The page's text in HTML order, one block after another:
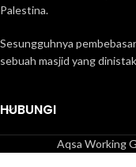
Palestina.
Sesungguhnya
sebuah masjid yang
HUBUNGI
Aqsa Working